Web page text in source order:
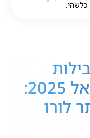
סלולר כשר בישראל 2025:
לורו